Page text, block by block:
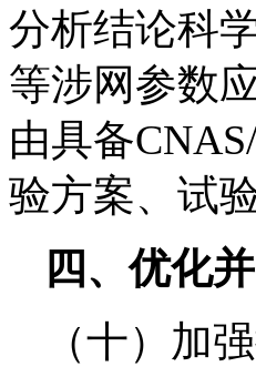
分析结论科
等涉网参数
由具备
验方案、试
四、优化
（十）加